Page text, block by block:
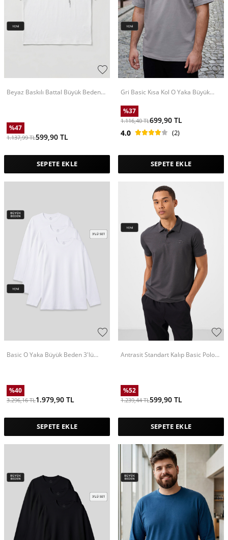
Beyaz Baskılı Battal Büyük Beden
%47
1.137,99TL599,90 TL
SEPETE EKLE
Gri Basic Kısa Kol O Yaka Büyük
%37
1.116,40TL699,90 TL
4.0
(2)
SEPETE EKLE
Basic O Yaka Büyük Beden 3'lü
%40
3.296,16TL1.979,90 TL
SEPETE EKLE
Antrasit Standart Kalıp Basic Polo
%52
1.239,44TL599,90 TL
SEPETE EKLE